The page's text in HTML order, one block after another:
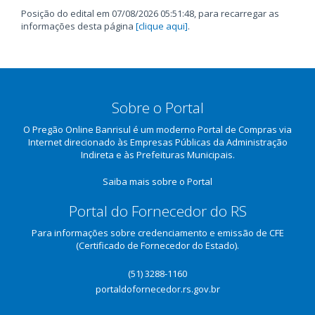
23/02/2026
Novo
publicado
Christian
FINAL - LOTE 1 -
documento
anexo
publicado
Christian
Henrique da
Silva
do edital
Henrique da
30/01/2026
11:38
Retorno do
edital para
composição
Christian
Henrique da
Silva
Alteração em
licitação já
publicada.
Motivo: Dividir
Posição do edital em 07/08/2026 05:51:48, para recarregar as
informações desta página [clique aqui].
Sobre o Portal
O Pregão Online Banrisul é um moderno Portal de Compras via
Internet direcionado às Empresas Públicas da Administração
Indireta e às Prefeituras Municipais.
Saiba mais sobre o Portal
Portal do Fornecedor do RS
Para informações sobre credenciamento e emissão de CFE
(Certificado de Fornecedor do Estado).
(51) 3288-1160
portaldofornecedor.rs.gov.br